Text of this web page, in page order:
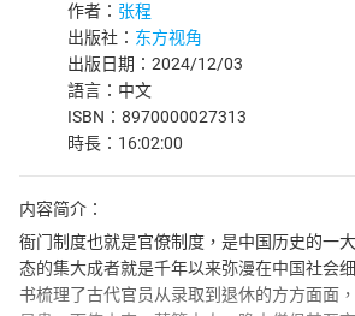
作者： 张程
出版社： 东方视角
出版日期：2024/12/03
語言：中文
ISBN：8970000027313
時長：16:02:00
内容简介：
衙门制度也就是官僚制度，是中国历史的一
态的集大成者就是千年以来弥漫在中国社会
书梳理了古代官员从录取到退休的方方面面